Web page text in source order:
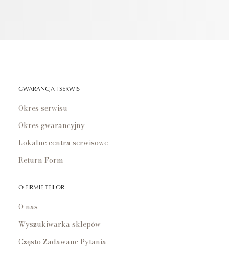
GWARANCJA I SERWIS
Okres serwisu
Okres gwarancyjny
Lokalne centra serwisowe
Return Form
O FIRMIE TEILOR
O nas
Wyszukiwarka sklepów
Często Zadawane Pytania